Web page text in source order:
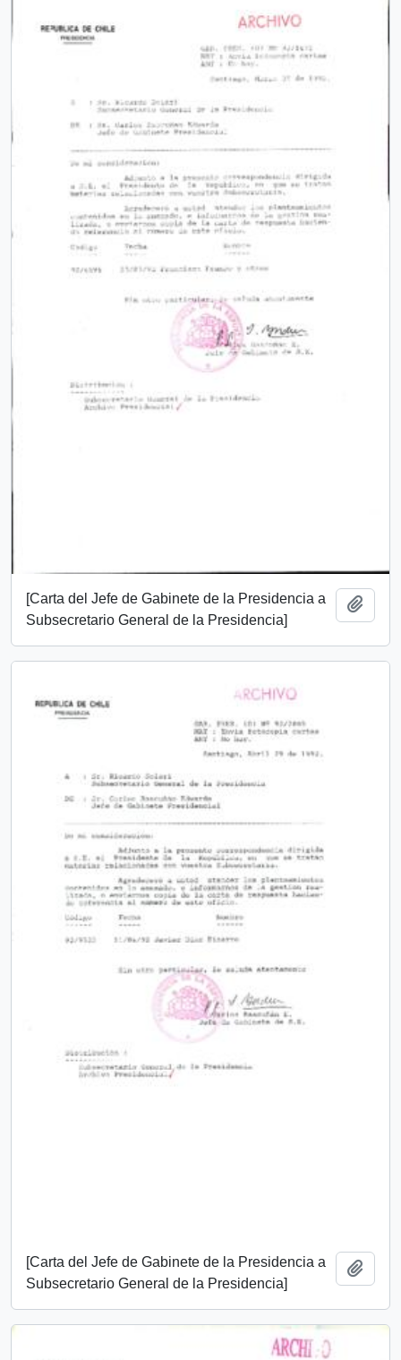
[Carta del Jefe de Gabinete de la Presidencia a
Subsecretario General de la Presidencia]
[Carta del Jefe de Gabinete de la Presidencia a
Subsecretario General de la Presidencia]